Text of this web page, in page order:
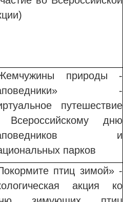
природы -
-
путешествие
дню
и
парков
птиц зимой» -
акция ко